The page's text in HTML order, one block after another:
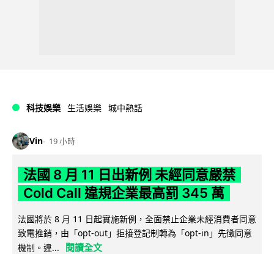
科技娛樂 生活娛樂 城中熱話
Vin 19 小時
法國 8 月 11 日出新例 未經同意嚴禁
Cold Call 違規企業最高罰 345 萬
法國將於 8 月 11 日起實施新例，全面禁止企業未經消費者同意
致電推銷，由「opt-out」拒接登記制轉為「opt-in」先徵同意
機制。違...
閱讀全文